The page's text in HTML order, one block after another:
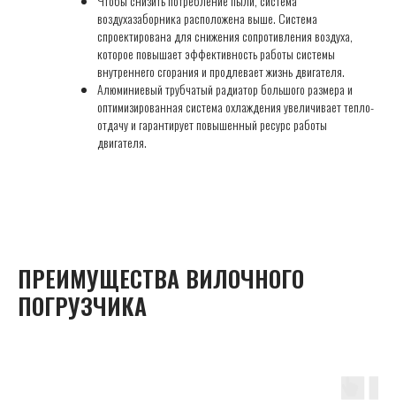
воздухазаборника расположена выше. Система
спроектирована для снижения сопротивления воздуха,
которое повышает эффективность работы системы
внутреннего сгорания и продлевает жизнь двигателя.
Алюминиевый трубчатый радиатор большого размера и
оптимизированная система охлаждения увеличивает тепло-
отдачу и гарантирует повышенный ресурс работы
двигателя.
ПРЕИМУЩЕСТВА ВИЛОЧНОГО
ПОГРУЗЧИКА